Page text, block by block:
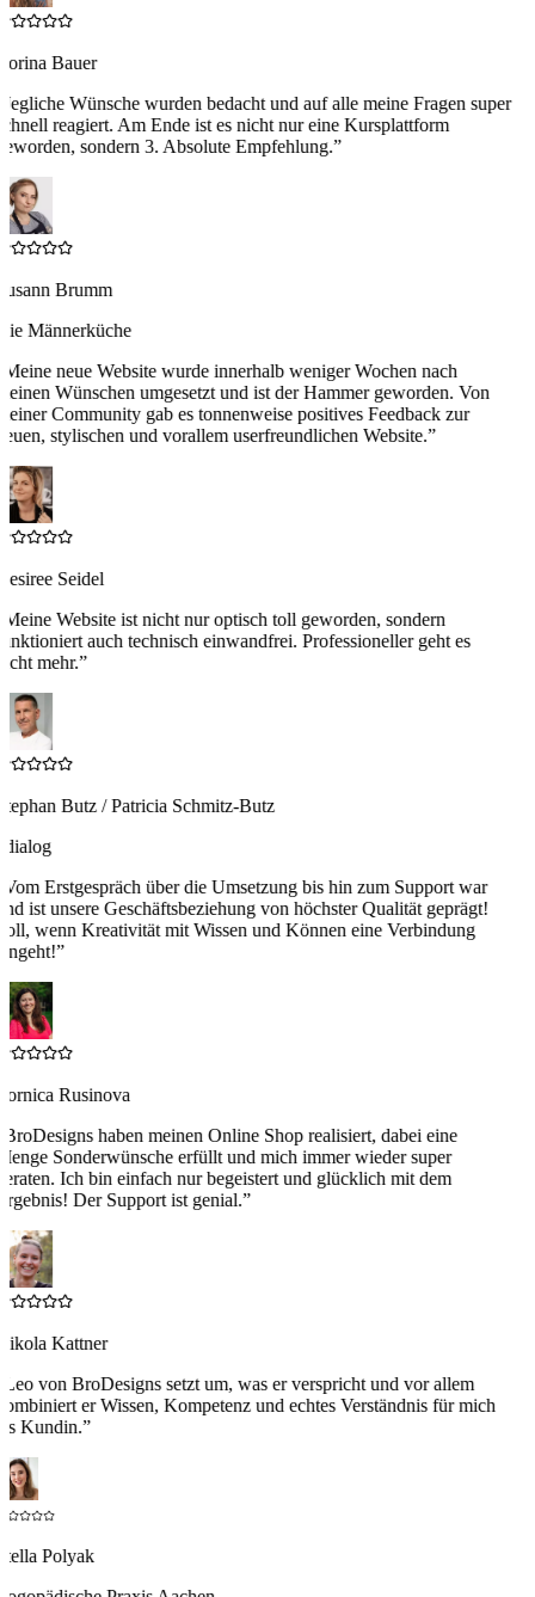
Bauer
Jegliche Wünsche wurden bedacht und auf alle meine Fragen super
reagiert. Am Ende ist es nicht nur eine Kursplattform
sondern 3. Absolute Empfehlung.”
Brumm
Männerküche
Meine neue Website wurde innerhalb weniger Wochen nach
Wünschen umgesetzt und ist der Hammer geworden. Von
Community gab es tonnenweise positives Feedback zur
stylischen und vorallem userfreundlichen Website.”
Seidel
Meine Website ist nicht nur optisch toll geworden, sondern
auch technisch einwandfrei. Professioneller geht es
mehr.”
Butz / Patricia Schmitz-Butz
Vom Erstgespräch über die Umsetzung bis hin zum Support war
ist unsere Geschäftsbeziehung von höchster Qualität geprägt!
wenn Kreativität mit Wissen und Können eine Verbindung
”
Rusinova
BroDesigns haben meinen Online Shop realisiert, dabei eine
Sonderwünsche erfüllt und mich immer wieder super
Ich bin einfach nur begeistert und glücklich mit dem
Der Support ist genial.”
Kattner
Leo von BroDesigns setzt um, was er verspricht und vor allem
er Wissen, Kompetenz und echtes Verständnis für mich
Kundin.”
Polyak